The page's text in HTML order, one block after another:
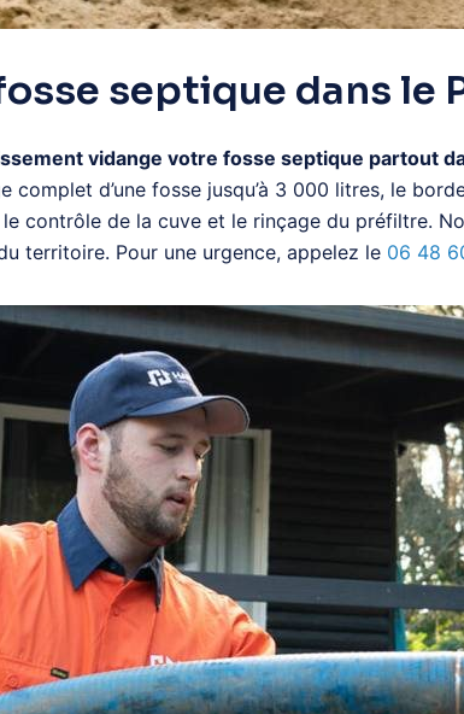
septique dans le
vidange votre fosse septique partout
d’une fosse jusqu’à 3 000 litres, le
contrôle de la cuve et le rinçage du préfiltre.
territoire. Pour une urgence, appelez le 06 48